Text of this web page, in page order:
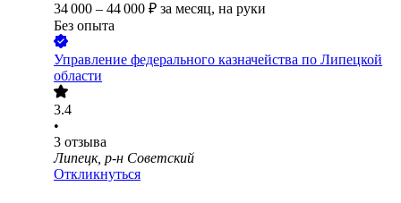
34 000 – 44 000 ₽ за месяц, на руки
Без опыта
Управление федерального казначейства по Липецкой
области
3.4
•
3 отзыва
Липецк, р-н Советский
Откликнуться